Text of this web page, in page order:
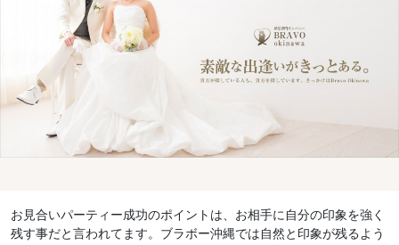
お見合いパーティー成功のポイントは、お相手に自分の印象を強く
残す事だと言われてます。ブラボー沖縄では自然と印象が残るよう